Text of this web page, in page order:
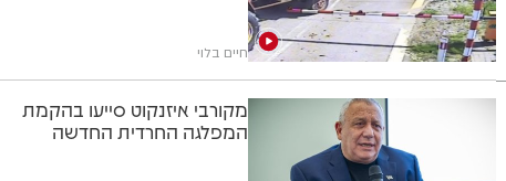
חיים בלוי
מקורבי איזנקוט סייעו בהקמת
המפלגה החרדית החדשה